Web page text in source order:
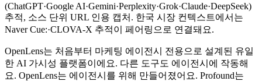
(ChatGPT·Google AI·Gemini·Perplexity·Grok·Claude·DeepSeek)
추적, 소스 단위 URL 인용 캡처. 한국 시장 컨텍스트에서는
Naver Cue:·CLOVA-X 추적이 페어링으로 연결돼요.
OpenLens는 처음부터 마케팅 에이전시 전용으로 설계된 유일
한 AI 가시성 플랫폼이에요. 다른 도구도 에이전시에 작동해
요. OpenLens는 에이전시를 위해 만들어졌어요. Profound는